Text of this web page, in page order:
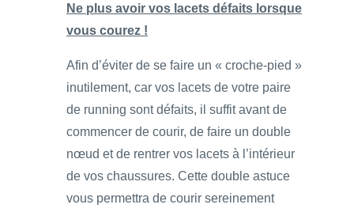
Ne plus avoir vos lacets défaits lorsque
vous courez !
Afin d’éviter de se faire un « croche-pied »
inutilement, car vos lacets de votre paire
de running sont défaits, il suffit avant de
commencer de courir, de faire un double
nœud et de rentrer vos lacets à l’intérieur
de vos chaussures. Cette double astuce
vous permettra de courir sereinement